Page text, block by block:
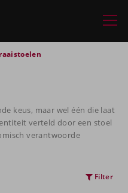
keus, maar wel één die laat
verteld door een stoel
verantwoorde
Filter